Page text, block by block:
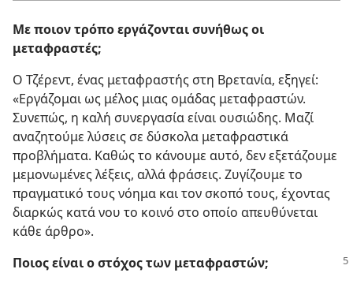
Με ποιον τρόπο εργάζονται συνήθως οι
μεταφραστές;
Ο Τζέρεντ, ένας μεταφραστής στη Βρετανία, εξηγεί:
«Εργάζομαι ως μέλος μιας ομάδας μεταφραστών.
Συνεπώς, η καλή συνεργασία είναι ουσιώδης. Μαζί
αναζητούμε λύσεις σε δύσκολα μεταφραστικά
προβλήματα. Καθώς το κάνουμε αυτό, δεν εξετάζουμε
μεμονωμένες λέξεις, αλλά φράσεις. Ζυγίζουμε το
πραγματικό τους νόημα και τον σκοπό τους, έχοντας
διαρκώς κατά νου το κοινό στο οποίο απευθύνεται
κάθε άρθρο».
Ποιος είναι ο στόχος των μεταφραστών;